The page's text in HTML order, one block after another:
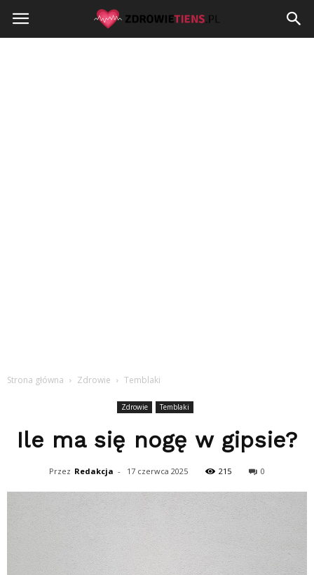
Zdrowietiens.pl
Strona główna Zdrowie Temblaki
Zdrowie Temblaki
Ile ma się nogę w gipsie?
Przez Redakcja - 17 czerwca 2025 215 0